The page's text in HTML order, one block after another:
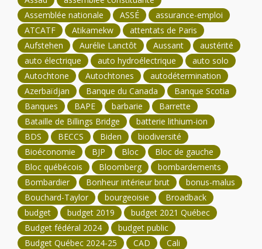
Assemblée nationale
ASSÉ
assurance-emploi
ATCATF
Atikamekw
attentats de Paris
Aufstehen
Aurélie Lanctôt Aussant
austérité
auto électrique
auto hydroélectrique
auto solo
Autochtone
Autochtones
autodétermination
Azerbaïdjan
Banque du Canada
Banque Scotia
Banques
BAPE barbarie
Barrette
Bataille de Billings Bridge
batterie lithium-ion
BDS
BECCS Biden
biodiversité
Bioéconomie
BJP Bloc
Bloc de gauche
Bloc québécois
Bloomberg
bombardements
Bombardier
Bonheur intérieur brut
bonus-malus
Bouchard-Taylor
bourgeoisie
Broadback
budget
budget 2019
budget 2021 Québec
Budget fédéral 2024
budget public
Budget Québec 2024-25
CAD
Cali